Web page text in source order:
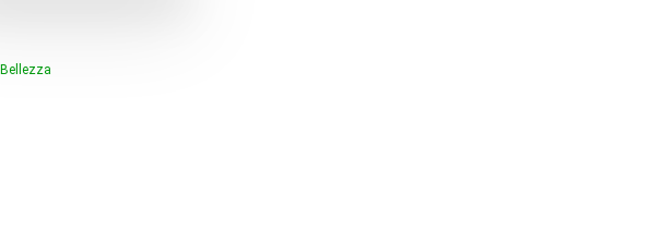
Bellezza